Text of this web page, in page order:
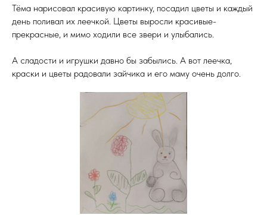
Тёма нарисовал красивую картинку, посадил цветы и каждый
день поливал их леечкой. Цветы выросли красивые-
прекрасные, и мимо ходили все звери и улыбались.
А сладости и игрушки давно бы забылись. А вот леечка,
краски и цветы радовали зайчика и его маму очень долго.